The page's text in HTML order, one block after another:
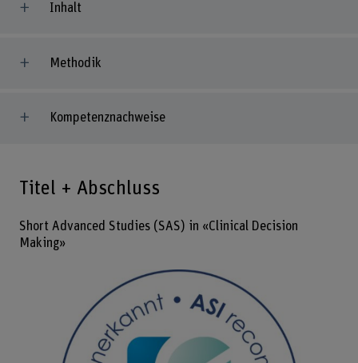
Inhalt
Methodik
Kompetenznachweise
Titel + Abschluss
Short Advanced Studies (SAS) in «Clinical Decision
Making»